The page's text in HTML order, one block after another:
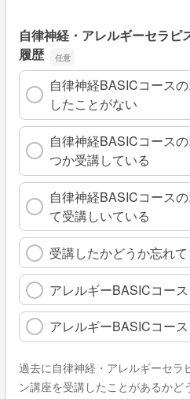
自律神経・アレルギーセラ
履歴
自律神経BASICコース
したことがない
自律神経BASICコース
つか受講している
自律神経BASICコース
て受講しいている
受講したかどうか忘れ
アレルギーBASICコー
アレルギーBASICコー
過去に自律神経・アレルギーセラ
ン講座を受講したことがあるかど